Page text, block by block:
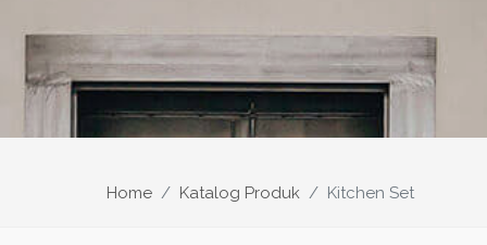
Home Katalog Produk Kitchen Set